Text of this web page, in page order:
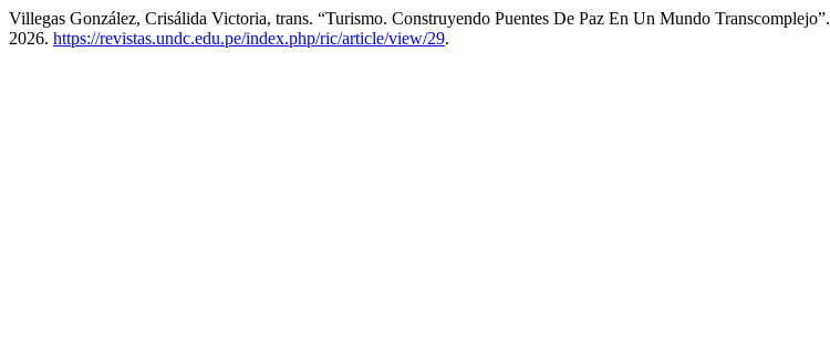
Villegas González, Crisálida Victoria, trans. “Turismo. Construyendo Puentes De Paz En Un Mundo Transcomplejo”.
2026. https://revistas.undc.edu.pe/index.php/ric/article/view/29.